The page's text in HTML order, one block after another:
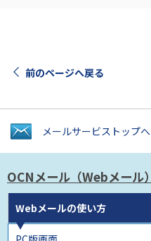
前のページへ戻る
メールサービス トップへ
OCNメール （Webメール）
Webメールの使い方